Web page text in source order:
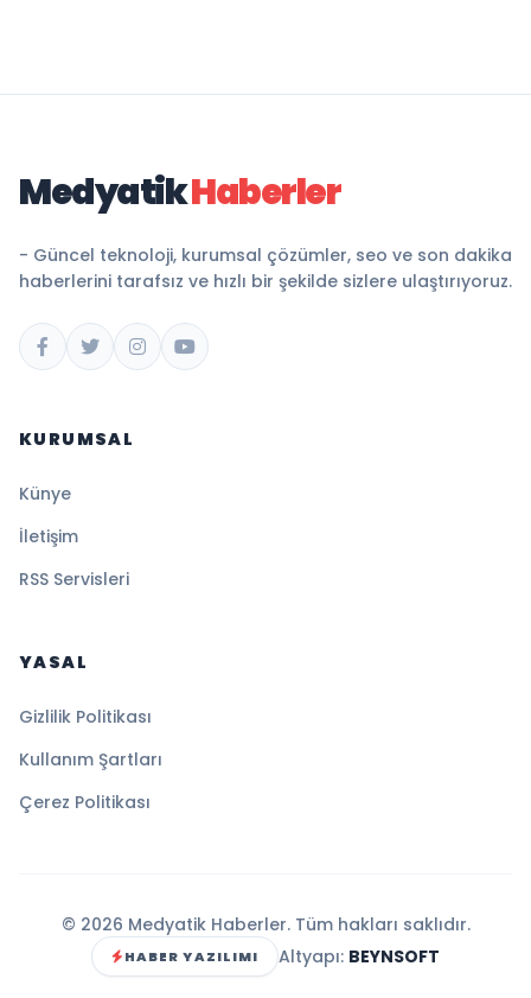
MedyatikHaberler
- Güncel teknoloji, kurumsal çözümler, seo ve son dakika
haberlerini tarafsız ve hızlı bir şekilde sizlere ulaştırıyoruz.
KURUMSAL
Künye
İletişim
RSS Servisleri
YASAL
Gizlilik Politikası
Kullanım Şartları
Çerez Politikası
© 2026 Medyatik Haberler. Tüm hakları saklıdır.
HABER YAZILIMI Altyapı: BEYNSOFT